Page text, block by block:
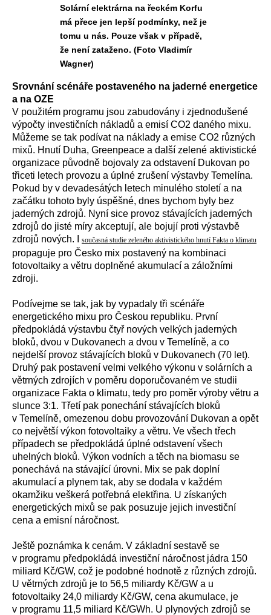
Solární elektrárna na řeckém Korfu
má přece jen lepší podmínky, než je
tomu u nás. Pouze však v případě,
že není zataženo. (Foto Vladimír
Wagner)
Srovnání scénáře postaveného na jaderné energetice
a na OZE
V použitém programu jsou zabudovány i zjednodušené
výpočty investičních nákladů a emisí CO2 daného mixu.
Můžeme se tak podívat na náklady a emise CO2 různých
mixů. Hnutí Duha, Greenpeace a další zelené aktivistické
organizace původně bojovaly za odstavení Dukovan po
třiceti letech provozu a úplné zrušení výstavby Temelína.
Pokud by v devadesátých letech minulého století a na
začátku tohoto byly úspěšné, dnes bychom byly bez
jaderných zdrojů. Nyní sice provoz stávajících jaderných
zdrojů do jisté míry akceptují, ale bojují proti výstavbě
zdrojů nových. I
současná studie zeleného aktivistického hnutí Fakta o klimatu
propaguje pro Česko mix postavený na kombinaci
fotovoltaiky a větru doplněné akumulací a záložními
zdroji.
Podívejme se tak, jak by vypadaly tři scénáře
energetického mixu pro Českou republiku. První
předpokládá výstavbu čtyř nových velkých jaderných
bloků, dvou v Dukovanech a dvou v Temelíně, a co
nejdelší provoz stávajících bloků v Dukovanech (70 let).
Druhý pak postavení velmi velkého výkonu v solárních a
větrných zdrojích v poměru doporučovaném ve studii
organizace Fakta o klimatu, tedy pro poměr výroby větru a
slunce 3:1. Třetí pak ponechání stávajících bloků
v Temelíně, omezenou dobu provozování Dukovan a opět
co největší výkon fotovoltaiky a větru. Ve všech třech
případech se předpokládá úplné odstavení všech
uhelných bloků. Výkon vodních a těch na biomasu se
ponechává na stávající úrovni. Mix se pak doplní
akumulací a plynem tak, aby se dodala v každém
okamžiku veškerá potřebná elektřina. U získaných
energetických mixů se pak posuzuje jejich investiční
cena a emisní náročnost.
Ještě poznámka k cenám. V základní sestavě se
v programu předpokládá investiční náročnost jádra 150
miliard Kč/GW, což je podobné hodnotě z různých zdrojů.
U větrných zdrojů je to 56,5 miliardy Kč/GW a u
fotovoltaiky 24,0 miliardy Kč/GW, cena akumulace, je
v programu 11,5 miliard Kč/GWh. U plynových zdrojů se